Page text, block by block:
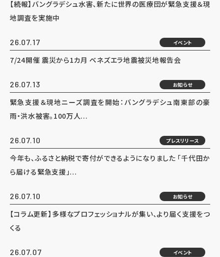
【続報】バングラデシュ水害、新たに世界の医療団が緊急支援＆現
地調査を実施中
26.07.17 イベント
7/24開催 震災から1カ月 ベネズエラ地震被災地報告会
26.07.13 お知らせ
緊急支援＆現地ニーズ調査を開始：バングラデシュ南東部の豪
雨・洪水被害。100万人...
26.07.10 プレスリリース
今年も、ふるさと納税で寄付ができるようになりました 「千代田か
ら届ける緊急支援」...
26.07.10 お知らせ
【コラム更新】多様なプロフェッショナルが集い、より届く支援をつ
くる
26.07.07 イベント